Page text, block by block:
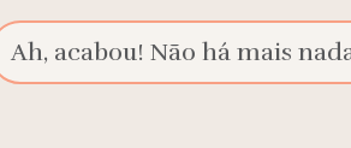
Ah, acabou! Não há mais